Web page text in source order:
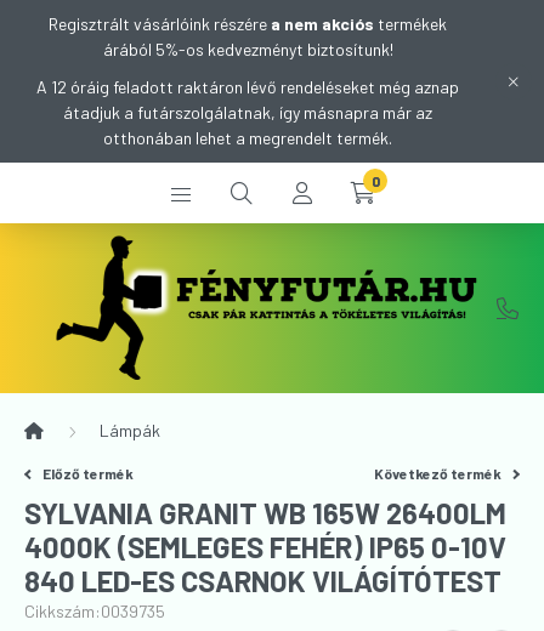
Regisztrált vásárlóink részére a nem akciós termékek
árából 5%-os kedvezményt biztosítunk!
A 12 óráig feladott raktáron lévő rendeléseket még aznap
átadjuk a futárszolgálatnak, így másnapra már az
otthonában lehet a megrendelt termék.
0
Lámpák
Előző termék Következő termék
SYLVANIA GRANIT WB 165W 26400LM
4000K (SEMLEGES FEHÉR) IP65 0-10V
840 LED-ES CSARNOK VILÁGÍTÓTEST
Cikkszám:0039735